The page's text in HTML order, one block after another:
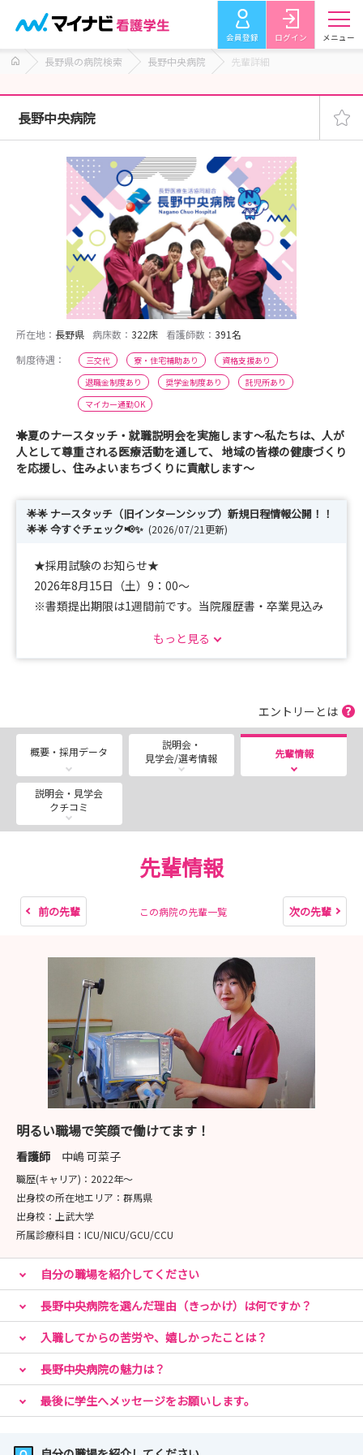
会員登録 ログイン メニュー
長野県の病院検索 長野中央病院 先輩詳細
長野中央病院
所在地： 長野県 病床数： 322床 看護師数： 391名
制度待遇：
三交代 寮・住宅補助あり
資格支援あり
退職金制度あり
奨学金制度あり
託児所あり
マイカー通勤OK
☀夏のナースタッチ・就職説明会を実施します～私たちは、人が
人として尊重される医療活動を通して、 地域の皆様の健康づくり
を応援し、住みよいまちづくりに貢献します～
🌟🌟 ナースタッチ（旧インターンシップ）新規日程情報公開！！
🌟🌟 今すぐチェック📢✨ (2026/07/21更新)
★採用試験のお知らせ★
2026年8月15日（土）9：00～
※書類提出期限は1週間前です。当院履歴書・卒業見込み
📍ナースタッチ・就職説明会
2026年8月13日（木）9：00～
2026年8月29日（土）9：00～
病院の概要・福利厚生・研修制度をご説明します。
看護師にシャドーでつき一緒に患者さんと関わり、病棟内
の雰囲気を体感できます
病院の概要・福利厚生・研修制度をご説明します
質疑応答の時間もあります◎
📌随時開催ナースタッチ
1日病棟で看護師に同行し、ケアやカンファレンスの見学
一緒に患者さんと関わり、病棟内の雰囲気を体感できます
お申し込み後、日程を調整します！ご連絡お待ちしていま
す🌸
✉️お申込み方法
「インターン・説明会申込」よりお願いします📲
もっと見る
エントリーとは
概要・採用データ
説明会・
見学会/選考情報
先輩情報
説明会・見学会
クチコミ
先輩情報
前の先輩 この病院の先輩一覧 次の先輩
明るい職場で笑顔で働けてます！
看護師 中嶋 可菜子
職歴(キャリア)： 2022年〜
出身校の所在地エリア： 群馬県
出身校： 上武大学
所属診療科目： ICU/NICU/GCU/CCU
自分の職場を紹介してください
長野中央病院を選んだ理由（きっかけ）は何ですか？
入職してからの苦労や、嬉しかったことは？
長野中央病院の魅力は？
最後に学生へメッセージをお願いします。